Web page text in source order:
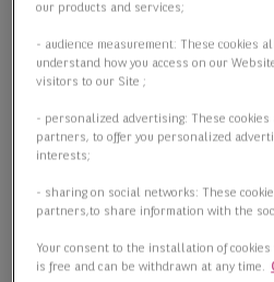
our products and services;
- audience measurement: These cookies
understand how you access on our
visitors to our Site ;
- personalized advertising: These
partners, to offer you personalized
interests;
- sharing on social networks: These
partners,to share information with the
Your consent to the installation of
is free and can be withdrawn at any time.